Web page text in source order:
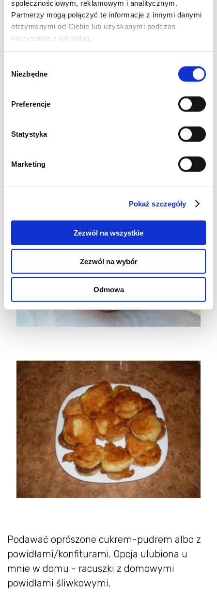
społecznościowym, reklamowym i analitycznym.
Partnerzy mogą połączyć te informacje z innymi danymi
otrzymanymi od Ciebie lub uzyskanymi podczas
korzystania z ich usług.
zgody
Niezbędne
Preferencje
Statystyka
Marketing
Pokaż szczegóły
Zezwól na wszystkie
Zezwól na wybór
Odmowa
Usmażone racuszki układać na paierze, aby
układać na talerzu.
Podawać oprószone cukrem-pudrem albo z
powidłami/konfiturami. Opcja ulubiona u
mnie w domu - racuszki z domowymi
powidłami śliwkowymi.